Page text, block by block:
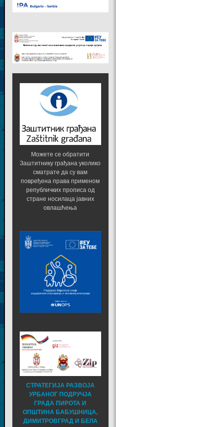
Можете се обратити
Заштитнику грађана уколико
сматрате да су вам
повређена права применом
републичких прописа од
стране носилаца јавних
овлашћења
СТРАТЕГИЈА РАЗВОЈА
УРБАНОГ ПОДРУЧЈА
ГРАДА ПИРОТА И
ОПШТИНА БАБУШНИЦА,
ДИМИТРОВГРАД И БЕЛА